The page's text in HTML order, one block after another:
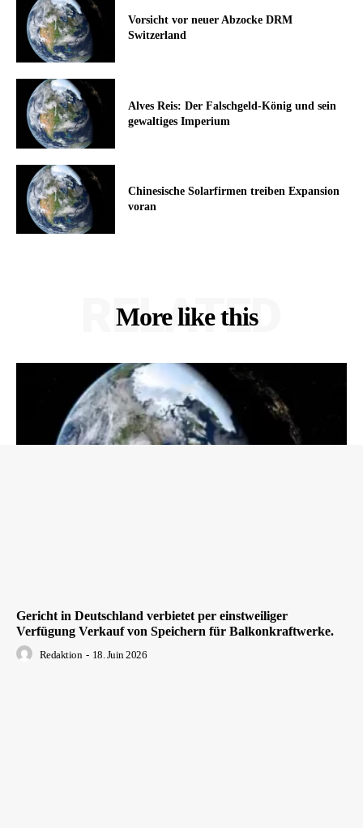
Vorsicht vor neuer Abzocke DRM
Switzerland
Alves Reis: Der Falschgeld-König und sein
gewaltiges Imperium
Chinesische Solarfirmen treiben Expansion
voran
More like this
RELATED
Gericht in Deutschland verbietet per einstweiliger
Verfügung Verkauf von Speichern für Balkonkraftwerke.
Redaktion - 18. Juin 2026